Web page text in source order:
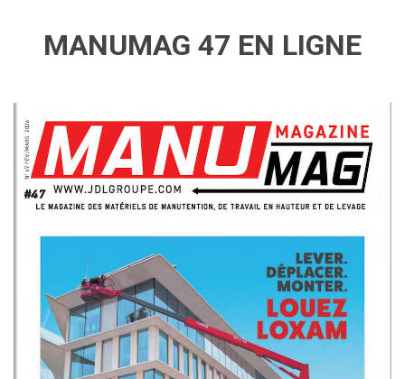
MANUMAG 47 EN LIGNE